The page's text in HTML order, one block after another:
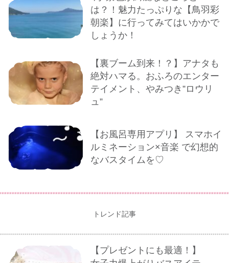
は？！魅力たっぷりな【鳥羽彩
朝楽】に行ってみてはいかかで
しょうか！
【裏ブーム到来！？】アナタも
絶対ハマる。おふろのエンター
テイメント、やみつき”ロウリ
ュ”
【お風呂専用アプリ】 スマホイ
ルミネーション×音楽 で幻想的
なバスタイムを♡
トレンド記事
【プレゼントにも最適！】